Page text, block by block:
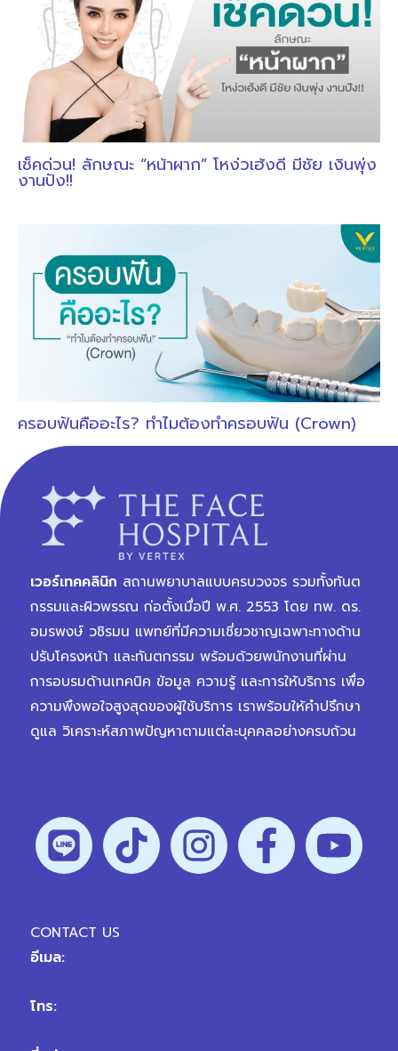
เช็คด่วน! ลักษณะ “หน้าผาก” โหง่วเฮ้งดี มีชัย เงินพุ่ง
งานปัง!!
ครอบฟันคืออะไร? ทำไมต้องทำครอบฟัน (Crown)
เวอร์เทคคลินิก สถานพยาบาลแบบครบวงจร รวมทั้งทันต
กรรมและผิวพรรณ ก่อตั้งเมื่อปี พ.ศ. 2553 โดย ทพ. ดร.
อมรพงษ์ วชิรมน แพทย์ที่มีความเชี่ยวชาญเฉพาะทางด้าน
ปรับโครงหน้า และทันตกรรม พร้อมด้วยพนักงานที่ผ่าน
การอบรมด้านเทคนิค ข้อมูล ความรู้ และการให้บริการ เพื่อ
ความพึงพอใจสูงสุดของผู้ใช้บริการ เราพร้อมให้คำปรึกษา
ดูแล วิเคราะห์สภาพปัญหาตามแต่ละบุคคลอย่างครบถ้วน
CONTACT US
อีเมล:
โทร: